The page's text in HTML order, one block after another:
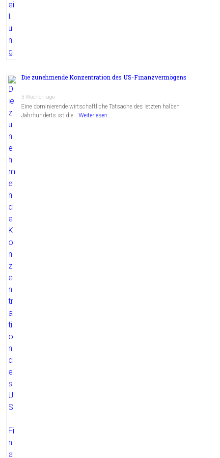
Die zunehmende Konzentration des US-Finanzvermögens
3 Wochen ago
Eine dominierende wirtschaftliche Tatsache des letzten halben
Jahrhunderts ist die …Weiterlesen...